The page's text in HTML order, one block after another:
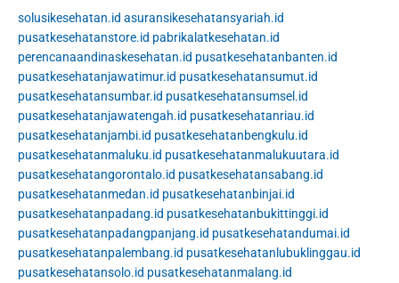
solusikesehatan.id asuransikesehatansyariah.id
pusatkesehatanstore.id pabrikalatkesehatan.id
perencanaandinaskesehatan.id pusatkesehatanbanten.id
pusatkesehatanjawatimur.id pusatkesehatansumut.id
pusatkesehatansumbar.id pusatkesehatansumsel.id
pusatkesehatanjawatengah.id pusatkesehatanriau.id
pusatkesehatanjambi.id pusatkesehatanbengkulu.id
pusatkesehatanmaluku.id pusatkesehatanmalukuutara.id
pusatkesehatangorontalo.id pusatkesehatansabang.id
pusatkesehatanmedan.id pusatkesehatanbinjai.id
pusatkesehatanpadang.id pusatkesehatanbukittinggi.id
pusatkesehatanpadangpanjang.id pusatkesehatandumai.id
pusatkesehatanpalembang.id pusatkesehatanlubuklinggau.id
pusatkesehatansolo.id pusatkesehatanmalang.id